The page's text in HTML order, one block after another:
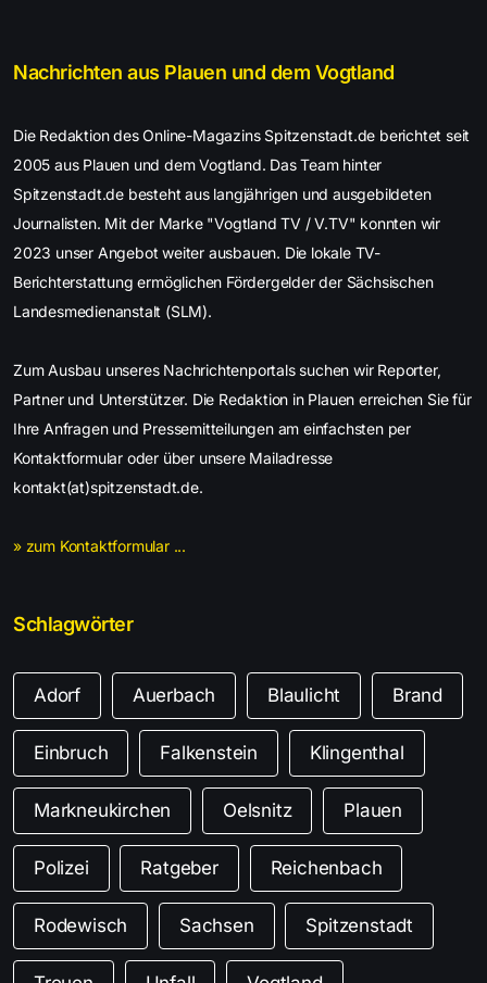
Nachrichten aus Plauen und dem Vogtland
Die Redaktion des Online-Magazins Spitzenstadt.de berichtet seit
2005 aus Plauen und dem Vogtland. Das Team hinter
Spitzenstadt.de besteht aus langjährigen und ausgebildeten
Journalisten. Mit der Marke "Vogtland TV / V.TV" konnten wir
2023 unser Angebot weiter ausbauen. Die lokale TV-
Berichterstattung ermöglichen Fördergelder der Sächsischen
Landesmedienanstalt (SLM).
Zum Ausbau unseres Nachrichtenportals suchen wir Reporter,
Partner und Unterstützer. Die Redaktion in Plauen erreichen Sie für
Ihre Anfragen und Pressemitteilungen am einfachsten per
Kontaktformular oder über unsere Mailadresse
kontakt(at)spitzenstadt.de.
» zum Kontaktformular ...
Schlagwörter
Adorf Auerbach Blaulicht Brand
Einbruch Falkenstein Klingenthal
Markneukirchen Oelsnitz Plauen
Polizei Ratgeber Reichenbach
Rodewisch Sachsen Spitzenstadt